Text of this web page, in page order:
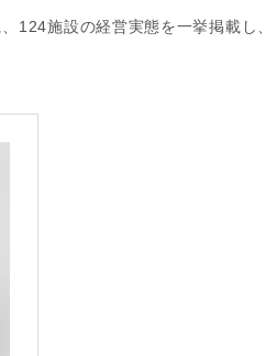
124施設の経営実態を一挙掲載し、